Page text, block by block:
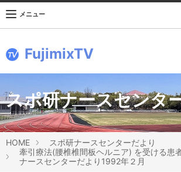
FujimixTV
メニュー
スポ研ナースセンタ
HOME
スポ研ナースセンターだより
牽引療法(腰椎椎間板ヘルニア) を受ける患
ナースセンターだより1992年２月